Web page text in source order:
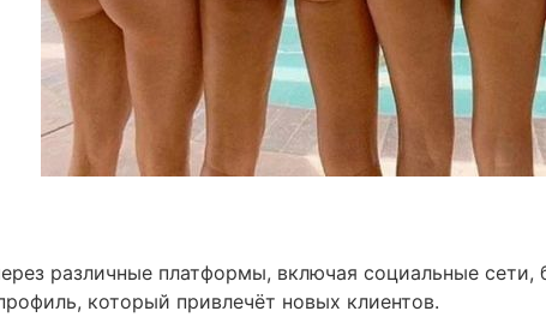
различные платформы, включая социальные сети,
который привлечёт новых клиентов.